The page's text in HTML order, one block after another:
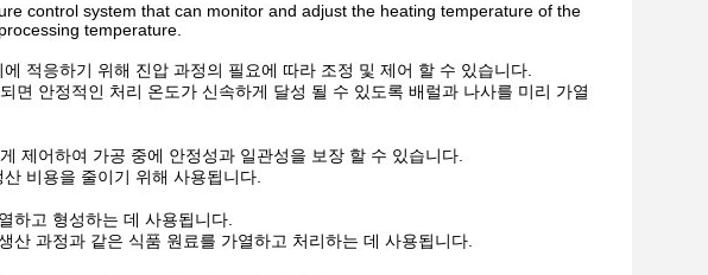
control system that can monitor and adjust the heating temperature of the
temperature.
적응하기 위해 진압 과정의 필요에 따라 조정 및 제어 할 수 있습니다.
면 안정적인 처리 온도가 신속하게 달성 될 수 있도록 배럴과 나사를 미리 가열
제어하여 가공 중에 안정성과 일관성을 보장 할 수 있습니다.
비용을 줄이기 위해 사용됩니다.
하고 형성하는 데 사용됩니다.
과정과 같은 식품 원료를 가열하고 처리하는 데 사용됩니다.